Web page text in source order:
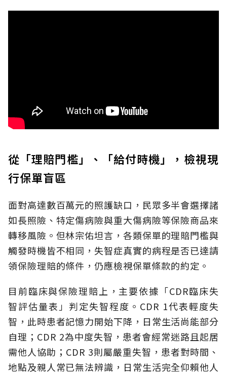
從「理賠門檻」、「給付時機」，檢視現
行保單盲區
面對高達數百萬元的照護缺口，民眾多半會選擇諸
如長照險、特定傷病險與重大傷病險等保險商品來
轉移風險。但林宗佑坦言，各類保單的理賠門檻與
觸發時機皆不相同，失智症真實的病程是否已達請
領保險理賠的條件，仍應檢視保單條款的約定。
目前臨床與保險理賠上，主要依據「CDR臨床失
智評估量表」判定失智程度。CDR 1代表輕度失
智，此時患者記憶力開始下降，日常生活尚能部分
自理；CDR 2為中度失智，患者會經常迷路且起居
需他人協助；CDR 3則屬嚴重失智，患者對時間、
地點及親人常已無法辨識，日常生活完全仰賴他人